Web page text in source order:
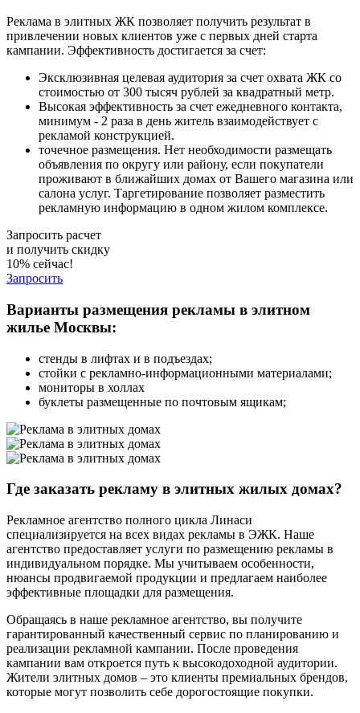
Реклама в элитных ЖК позволяет получить результат в
привлечении новых клиентов уже с первых дней старта
кампании. Эффективность достигается за счет:
Эксклюзивная целевая аудитория за счет охвата ЖК со
стоимостью от 300 тысяч рублей за квадратный метр.
Высокая эффективность за счет ежедневного контакта,
минимум - 2 раза в день житель взаимодействует с
рекламой конструкцией.
точечное размещения. Нет необходимости размещать
объявления по округу или району, если покупатели
проживают в ближайших домах от Вашего магазина или
салона услуг. Таргетирование позволяет разместить
рекламную информацию в одном жилом комплексе.
Запросить расчет
и получить скидку
10% сейчас!
Запросить
Варианты размещения рекламы в элитном
жилье Москвы:
стенды в лифтах и в подъездах;
стойки с рекламно-информационными материалами;
мониторы в холлах
буклеты размещенные по почтовым ящикам;
Где заказать рекламу в элитных жилых домах?
Рекламное агентство полного цикла Линаси
специализируется на всех видах рекламы в ЭЖК. Наше
агентство предоставляет услуги по размещению рекламы в
индивидуальном порядке. Мы учитываем особенности,
нюансы продвигаемой продукции и предлагаем наиболее
эффективные площадки для размещения.
Обращаясь в наше рекламное агентство, вы получите
гарантированный качественный сервис по планированию и
реализации рекламной кампании. После проведения
кампании вам откроется путь к высокодоходной аудитории.
Жители элитных домов – это клиенты премиальных брендов,
которые могут позволить себе дорогостоящие покупки.